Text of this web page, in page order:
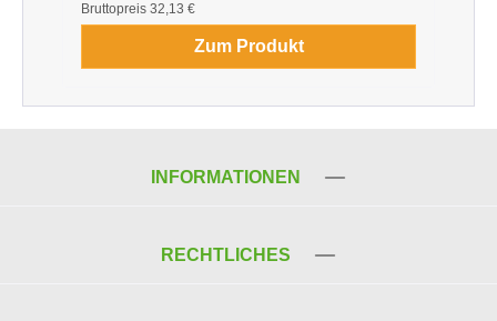
Bruttopreis 32,13 €
Zum Produkt
INFORMATIONEN
RECHTLICHES